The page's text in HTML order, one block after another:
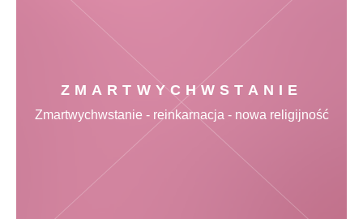
ZMARTWYCHWSTANIE
Zmartwychwstanie - reinkarnacja - nowa religijność